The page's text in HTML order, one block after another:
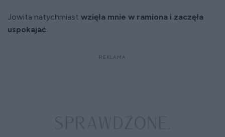
Jowita natychmiast wzięła mnie w ramiona i zaczęła
uspokajać.